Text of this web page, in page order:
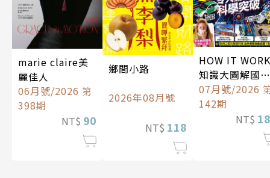
marie claire美
麗佳人
06月號/2026 第
398期
NT$ 90
鄉間小路
2026年08月號
NT$ 118
HOW IT
知識大圖解國際
中文版
07月號/2026
142期
NT$